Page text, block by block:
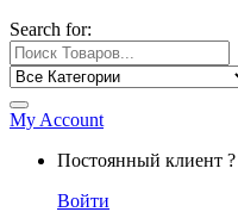
Search for:
My Account
Постоянный клиент ?
Войти